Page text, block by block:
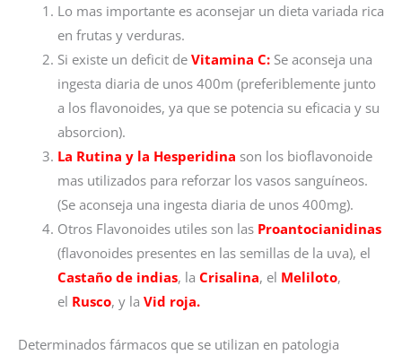
Lo mas importante es aconsejar un dieta variada rica
en frutas y verduras.
Si existe un deficit de Vitamina C: Se aconseja una
ingesta diaria de unos 400m (preferiblemente junto
a los flavonoides, ya que se potencia su eficacia y su
absorcion).
La Rutina y la Hesperidina son los bioflavonoide
mas utilizados para reforzar los vasos sanguíneos.
(Se aconseja una ingesta diaria de unos 400mg).
Otros Flavonoides utiles son las Proantocianidinas
(flavonoides presentes en las semillas de la uva), el
Castaño de indias, la Crisalina, el Meliloto,
el Rusco, y la Vid roja.
Determinados fármacos que se utilizan en patologia